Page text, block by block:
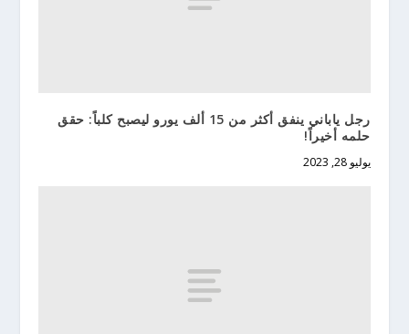
رجل ياباني ينفق أكثر من 15 ألف يورو ليصبح كلباً: حقق
حلمه أخيراً!
يوليو 28, 2023